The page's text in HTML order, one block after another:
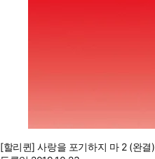
[할리퀸] 사랑을 포기하지 마 2 (완결)